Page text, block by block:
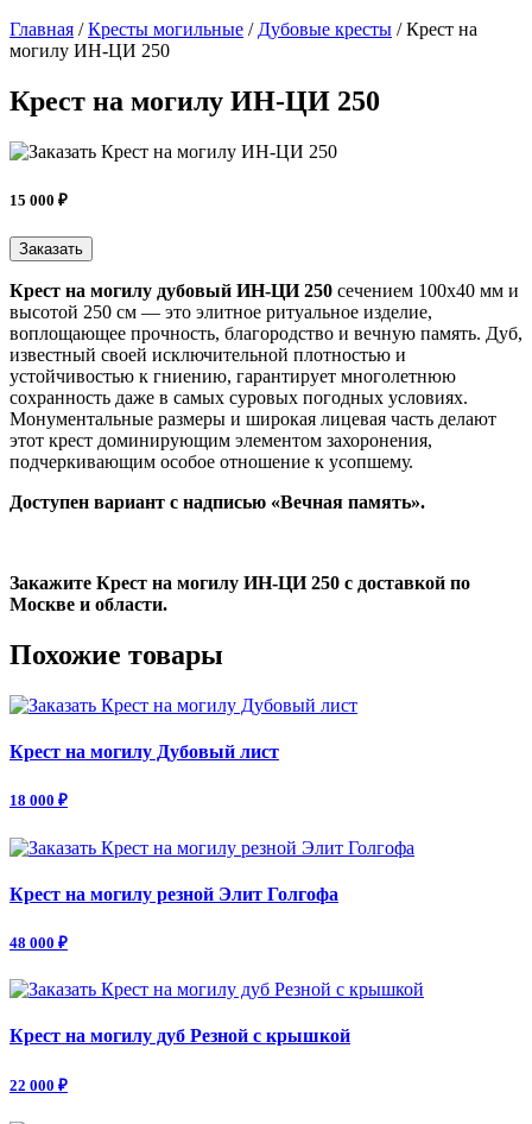
Главная /Кресты могильные / Дубовые кресты /Крест на
могилу ИН-ЦИ 250
Крест на могилу ИН-ЦИ 250
15 000 ₽
Заказать
Крест на могилу дубовый ИН-ЦИ 250 сечением 100х40 мм и
высотой 250 см — это элитное ритуальное изделие,
воплощающее прочность, благородство и вечную память. Дуб,
известный своей исключительной плотностью и
устойчивостью к гниению, гарантирует многолетнюю
сохранность даже в самых суровых погодных условиях.
Монументальные размеры и широкая лицевая часть делают
этот крест доминирующим элементом захоронения,
подчеркивающим особое отношение к усопшему.
Доступен вариант с надписью «Вечная память».
Закажите Крест на могилу ИН-ЦИ 250 c доставкой по
Москве и области.
Похожие товары
Крест на могилу Дубовый лист
18 000 ₽
Крест на могилу резной Элит Голгофа
48 000 ₽
Крест на могилу дуб Резной с крышкой
22 000 ₽